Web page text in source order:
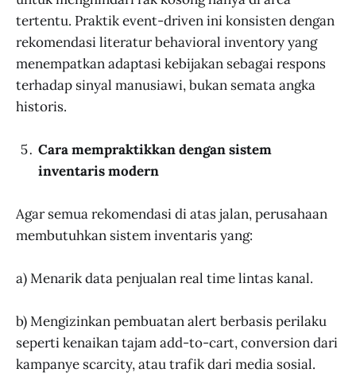
tertentu. Praktik event-driven ini konsisten dengan
rekomendasi literatur behavioral inventory yang
menempatkan adaptasi kebijakan sebagai respons
terhadap sinyal manusiawi, bukan semata angka
historis.
Cara mempraktikkan dengan sistem
inventaris modern
Agar semua rekomendasi di atas jalan, perusahaan
membutuhkan sistem inventaris yang:
a) Menarik data penjualan real time lintas kanal.
b) Mengizinkan pembuatan alert berbasis perilaku
seperti kenaikan tajam add-to-cart, conversion dari
kampanye scarcity, atau trafik dari media sosial.